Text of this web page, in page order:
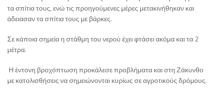
τα σπίτια τους, ενώ τις προηγούμενες μέρες μετακινήθηκαν και
άδειασαν τα σπίτια τους με βάρκες.
Σε κάποια σημεία η στάθμη του νερού έχει φτάσει ακόμα και τα 2
μέτρα.
Η έντονη βροχόπτωση προκάλεσε προβλήματα και στη Ζάκυνθο
με κατολισθήσεις να σημειώνονται κυρίως σε αγροτικούς δρόμους.